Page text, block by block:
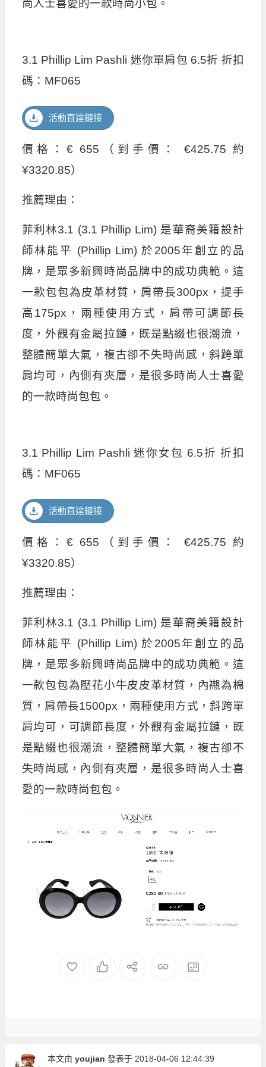
尚人士喜愛的一款時尚小包。
3.1 Phillip Lim Pashli 迷你單肩包 6.5折 折扣
碼：MF065
活動直達鏈接
價格：€ 655（到手價： €425.75 約
¥3320.85）
推薦理由：
菲利林3.1 (3.1 Phillip Lim) 是華裔美籍設計
師林能平 (Phillip Lim) 於2005年創立的品
牌，是眾多新興時尚品牌中的成功典範。這
一款包包為皮革材質，肩帶長300px，提手
高175px，兩種使用方式，肩帶可調節長
度，外觀有金屬拉鏈，既是點綴也很潮流，
整體簡單大氣，複古卻不失時尚感，斜跨單
肩均可，內側有夾層，是很多時尚人士喜愛
的一款時尚包包。
3.1 Phillip Lim Pashli 迷你女包 6.5折 折扣
碼：MF065
活動直達鏈接
價格：€ 655（到手價： €425.75 約
¥3320.85）
推薦理由：
菲利林3.1 (3.1 Phillip Lim) 是華裔美籍設計
師林能平 (Phillip Lim) 於2005年創立的品
牌，是眾多新興時尚品牌中的成功典範。這
一款包包為壓花小牛皮皮革材質，內襯為棉
質，肩帶長1500px，兩種使用方式，斜跨單
肩均可，可調節長度，外觀有金屬拉鏈，既
是點綴也很潮流，整體簡單大氣，複古卻不
失時尚感，內側有夾層，是很多時尚人士喜
愛的一款時尚包包。
本文由 youjian 發表于 2018-04-06 12:44:39